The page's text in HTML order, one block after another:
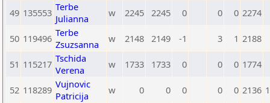
49 135553 Terbe
Julianna
w 2245 2245 0 0 0 2274
50 119496 Terbe
Zsuzsanna
w 2148 2149 -1 3 1 2188
51 115217 Tschida
Verena
w 1733 1733 0 0 0 1774
52 118289 Vujnovic
Patricija
w 0 0 0 0 0 2136